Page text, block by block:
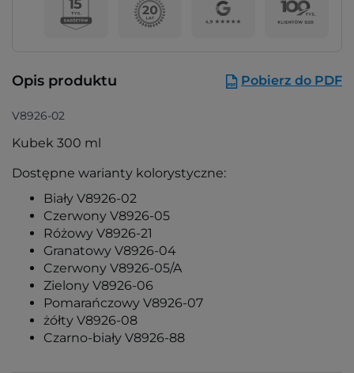
Opis produktu Pobierz do PDF
V8926-02
Kubek 300 ml
Dostępne warianty kolorystyczne:
Biały V8926-02
Czerwony V8926-05
Różowy V8926-21
Granatowy V8926-04
Czerwony V8926-05/A
Zielony V8926-06
Pomarańczowy V8926-07
żółty V8926-08
Czarno-biały V8926-88